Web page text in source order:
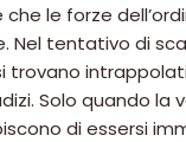
che le forze
Nel tentativo di
trovano
Solo quando la
di essersi